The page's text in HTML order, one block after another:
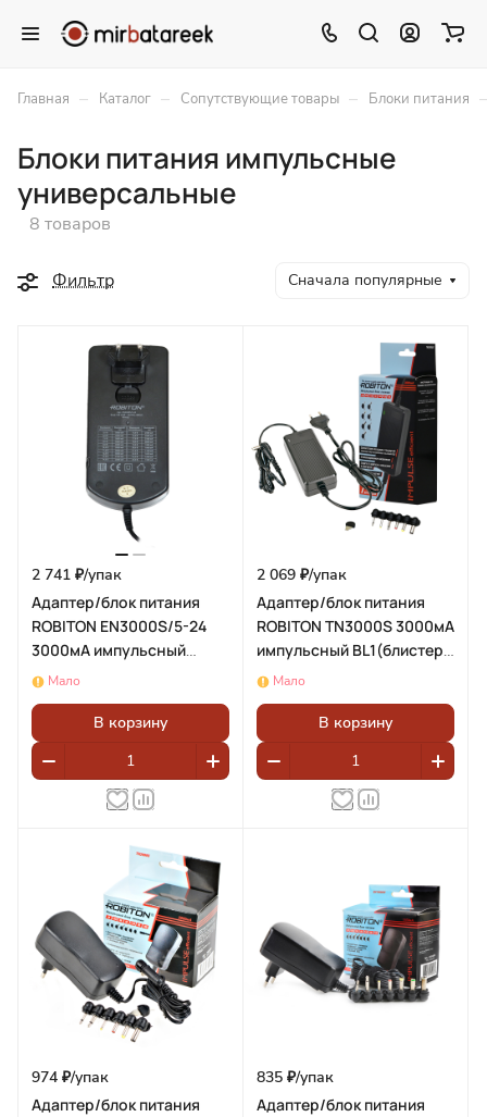
Главная – Каталог – Сопутствующие товары – Блоки питания –
Блоки питания импульсные
универсальные
8 товаров
Фильтр Сначала популярные
2 741 ₽/упак
Адаптер/блок питания
ROBITON EN3000S/5-24
3000мА импульсный
BL1(блистер 1шт)
Мало
В корзину
2 069 ₽/упак
Адаптер/блок питания
ROBITON TN3000S 3000мА
импульсный BL1(блистер
1шт)Мало
В корзину
974 ₽/упак
Адаптер/блок питания
835 ₽/упак
Адаптер/блок питания